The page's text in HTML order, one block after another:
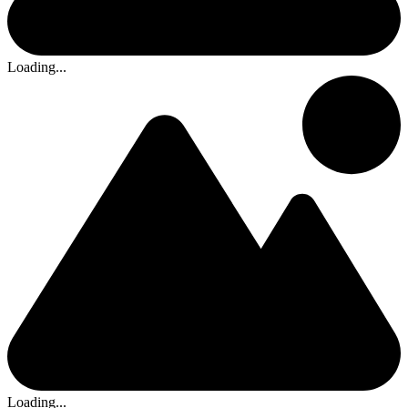
Loading...
Loading...